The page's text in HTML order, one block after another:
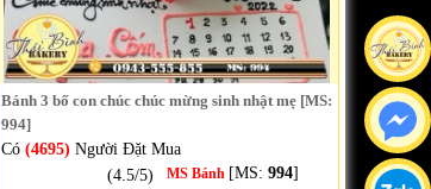
Bánh 3 bố con chúc chúc mừng sinh nhật mẹ [MS:
994]
Có (4695) Người Đặt Mua
(4.5/5)
MS Bánh [MS: 994]